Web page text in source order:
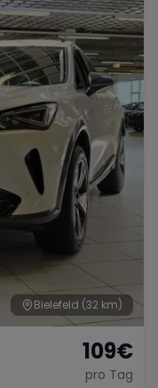
Bielefeld (32 km)
109€
pro Tag